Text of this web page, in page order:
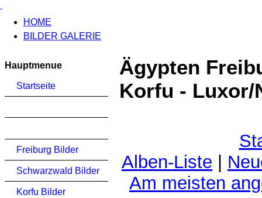
HOME
BILDER GALERIE
Hauptmenue
Startseite
Freiburg Bilder
Schwarzwald Bilder
Korfu Bilder
Ägypten
Korfu - Luxor/
Alben-Liste
Am meisten